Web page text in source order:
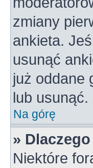
zmiany
ankieta.
usunąć
już oddane
lub
Na górę
»
Niektóre